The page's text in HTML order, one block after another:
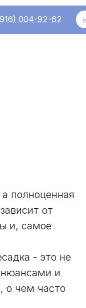
получить консультацию
полноценная
от
и, самое
- это не
и
о чем часто